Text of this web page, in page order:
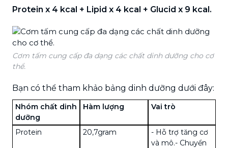
Protein x 4 kcal + Lipid x 4 kcal + Glucid x 9 kcal.
Cơm tấm cung cấp đa dạng các chất dinh dưỡng cho cơ
thể.
Bạn có thể tham khảo bảng dinh dưỡng dưới đây:
Nhóm chất dinh
dưỡng
Hàm lượng Vai trò
Protein 20,7gram
- Hỗ trợ tăng cơ
và mô.- Chuyển